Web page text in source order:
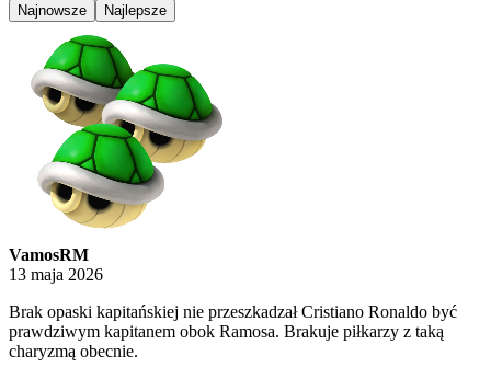
Najnowsze Najlepsze
VamosRM
13 maja 2026
Brak opaski kapitańskiej nie przeszkadzał Cristiano Ronaldo być
prawdziwym kapitanem obok Ramosa. Brakuje piłkarzy z taką
charyzmą obecnie.